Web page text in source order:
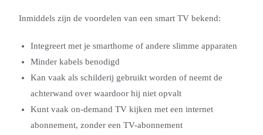
Inmiddels zijn de voordelen van een smart TV bekend:
Integreert met je smarthome of andere slimme apparaten
Minder kabels benodigd
Kan vaak als schilderij gebruikt worden of neemt de
achterwand over waardoor hij niet opvalt
Kunt vaak on-demand TV kijken met een internet
abonnement, zonder een TV-abonnement